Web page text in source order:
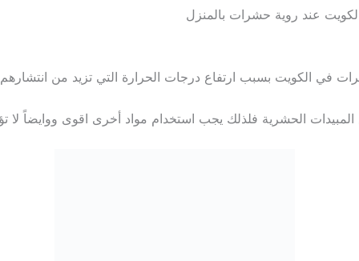
عند روية حشرات بالمنزل
في الكويت بسبب ارتفاع درجات الحرارة التي تزيد من
الحشرية فلذلك يجب استخدام مواد أخرى اقوى ووايضاً لا